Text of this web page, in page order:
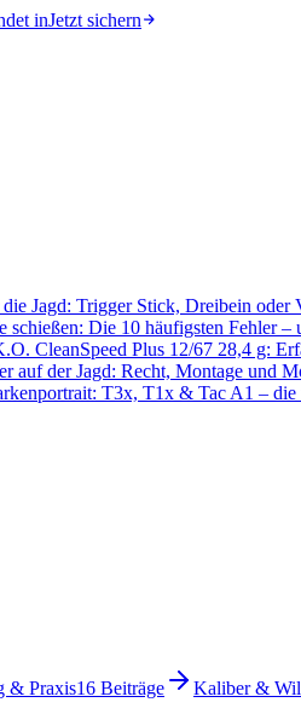
inJetzt sichern
Jagd: Trigger Stick, Dreibein oder
schießen: Die 10 häufigsten Fehler –
CleanSpeed Plus 12/67 28,4 g:
auf der Jagd: Recht, Montage und
T3x, T1x & Tac A1 – die
& Praxis16 Beiträge Kaliber &